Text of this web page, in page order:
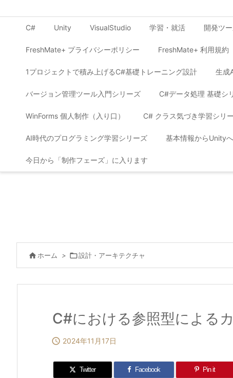
C# Unity VisualStudio 学習・就活 開発ツ
FreshMate+ プライバシーポリシー FreshMate+ 利用規約
1プロジェクトで積み上げるC#基礎トレーニング設計 生成
バージョン管理ツール入門シリーズ C#データ処理 基礎シ
WinForms 個人制作（入り口） C# クラス気づき学習シリ
AI時代のプログラミング学習シリーズ 基本情報からUnity
今日から「制作フェーズ」に入ります
 ホーム > 設計・アーキテクチャ
C#における参照型による
 2024年11月17日
Twitter Facebook Pin it